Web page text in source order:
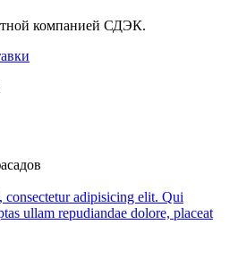
компанией СДЭК.
adipisicing elit. Qui
ullam repudiandae dolore, placeat